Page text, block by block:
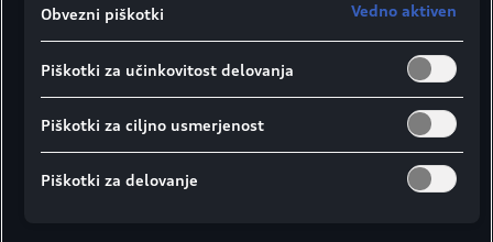
Prikaz stranskega dela vozila Prikaz od
Obvezni piškotki Vedno aktiven
Piškotki za učinkovitost delovanja
Piškotki za ciljno usmerjenost
Piškotki za delovanje